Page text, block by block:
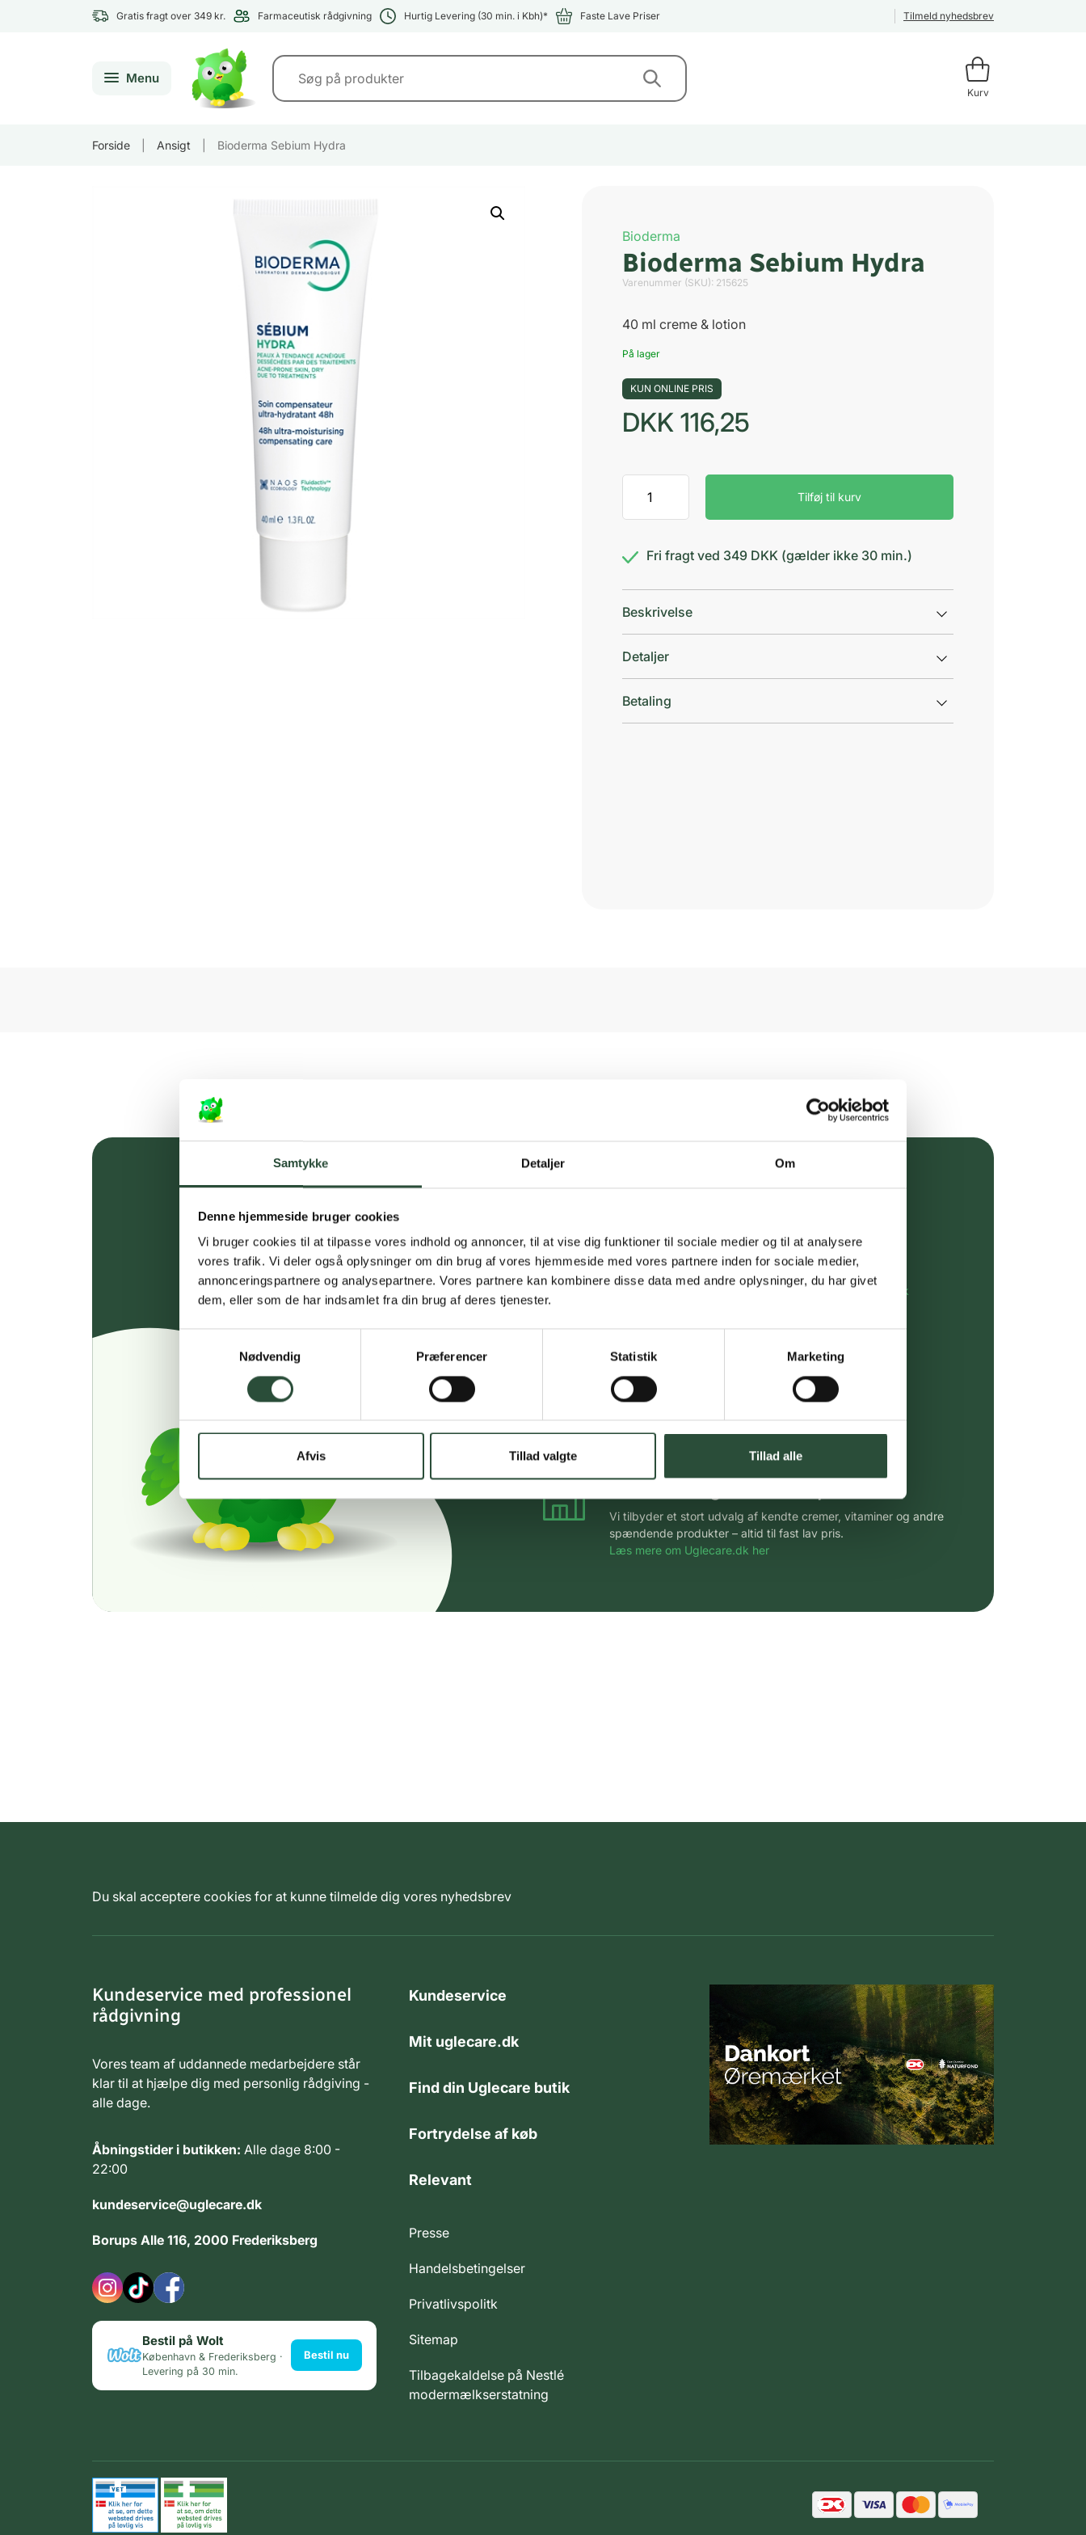
Samtykke Detaljer Om
Denne hjemmeside bruger cookies
Vi bruger cookies til at tilpasse vores indhold og annoncer, til at vise dig funktioner til sociale medier og til at analysere
vores trafik. Vi deler også oplysninger om din brug af vores hjemmeside med vores partnere inden for sociale medier,
annonceringspartnere og analysepartnere. Vores partnere kan kombinere disse data med andre oplysninger, du har givet
dem, eller som de har indsamlet fra din brug af deres tjenester.
Nødvendig
Præferencer Statistik Marketing
Afvis Tillad valgte Tillad alle
Gratis fragt over 349 kr. Farmaceutisk rådgivning Hurtig Levering (30 min. i Kbh)* Faste Lave Priser Tilmeld nyhedsbrev
Menu
Kurv
Forside Ansigt Bioderma Sebium Hydra
Bioderma
Bioderma Sebium Hydra
Varenummer (SKU): 215625
40 ml creme & lotion
På lager
KUN ONLINE PRIS
DKK 116,25
Sebium
Hydra
Tilføj til kurv
Fri fragt ved 349 DKK (gælder ikke 30 min.)
Beskrivelse
Detaljer
Betaling
Gratis fragt over 349 kr.
Personlig rådgivning
Få hjælp til din webordre på: kundeservice@uglecare.dk
Hurtigt leveringen via GLS, og DAO
Faste lave priser*
Stort udvalg af kendte produkter
Vi tilbyder et stort udvalg af kendte cremer, vitaminer og andre
spændende produkter – altid til fast lav pris.
Læs mere om Uglecare.dk her
Du skal acceptere cookies for at kunne tilmelde dig vores nyhedsbrev
Kundeservice med professionel
rådgivning
Vores team af uddannede medarbejdere står
klar til at hjælpe dig med personlig rådgiving -
alle dage.
Åbningstider i butikken: Alle dage 8:00 -
22:00
kundeservice@uglecare.dk
Borups Alle 116, 2000 Frederiksberg
Bestil på Wolt
København & Frederiksberg ·
Levering på 30 min.
Bestil nu
Kundeservice
Mit uglecare.dk
Find din Uglecare butik
Fortrydelse af køb
Relevant
Presse
Handelsbetingelser
Privatlivspolitk
Sitemap
Tilbagekaldelse på Nestlé
modermælkserstatning